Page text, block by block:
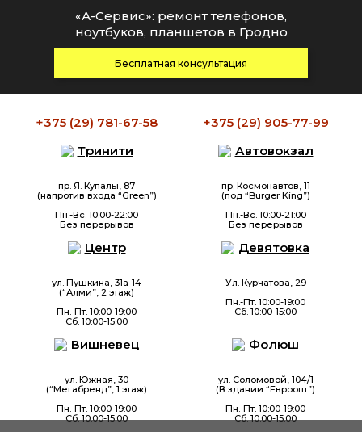
+375 (29) 781-67-58 +375 (29) 905-77-99
Тринити
пр. Я. Купалы, 87
(напротив входа “Green”)
Пн.-Вс. 10:00-22:00
Без перерывов
Автовокзал
пр. Космонавтов, 11
(под “Burger King”)
Пн.-Вс. 10:00-21:00
Без перерывов
Центр
ул. Пушкина, 31а-14
(“Алми”, 2 этаж)
Пн.-Пт. 10:00-19:00
Сб. 10:00-15:00
Девятовка
Ул. Курчатова, 29
Пн.-Пт. 10:00-19:00
Сб. 10:00-15:00
Вишневец
ул. Южная, 30
(“Мегабренд”, 1 этаж)
Пн.-Пт. 10:00-19:00
Сб. 10:00-15:00
Фолюш
ул. Соломовой, 104/1
(В здании “Евроопт”)
Пн.-Пт. 10:00-19:00
Сб. 10:00-15:00
«А-Сервис»: ремонт телефонов,
ноутбуков, планшетов в Гродно
Бесплатная консультация